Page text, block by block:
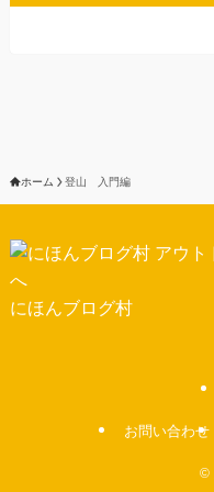
ホーム 登山 入門編
にほんブログ村
お問い合わせ
©